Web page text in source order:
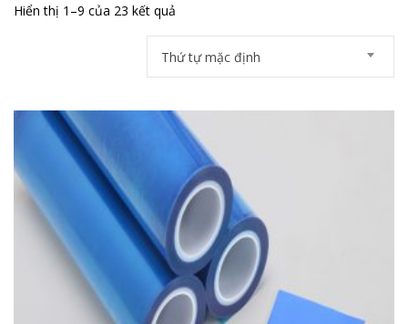
Hiển thị 1–9 của 23 kết quả
Thứ tự mặc định